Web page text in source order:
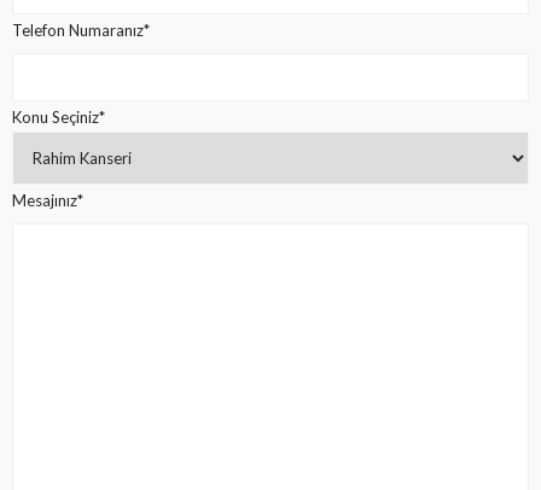
Telefon Numaranız*
Konu Seçiniz*
Mesajınız*